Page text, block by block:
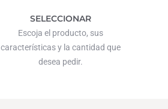
SELECCIONAR
Escoja el producto, sus
características y la cantidad que
desea pedir.